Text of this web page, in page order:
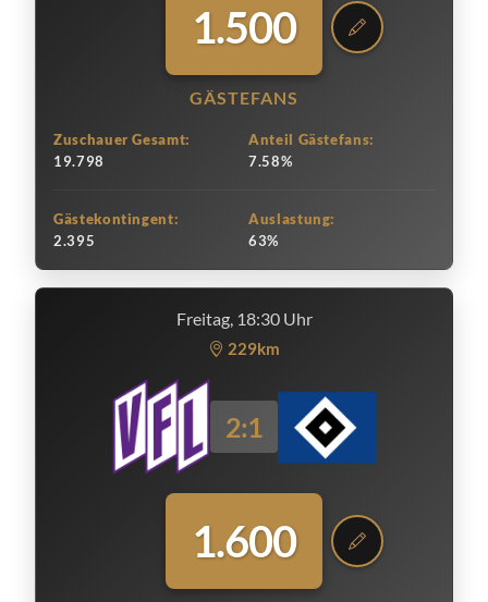
1.500
GÄSTEFANS
Zuschauer Gesamt:
19.798
Anteil Gästefans:
7.58%
Gästekontingent:
2.395
Auslastung:
63%
Freitag, 18:30 Uhr
229km
2:1
1.600